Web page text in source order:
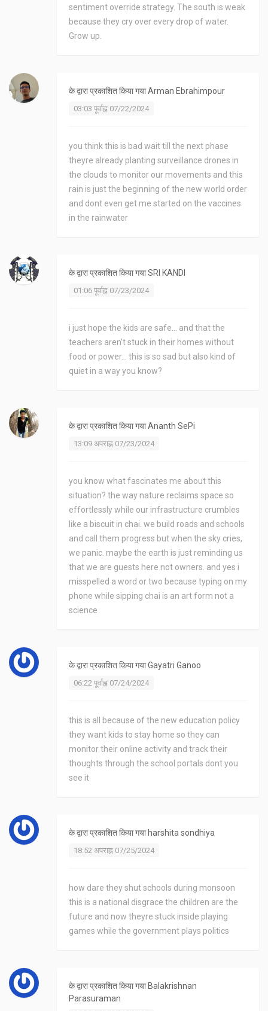
sentiment override strategy. The south is weak
because they cry over every drop of water.
Grow up.
के द्वारा प्रकाशित किया गयाArman Ebrahimpour
03:03 पूर्वाह्न 07/22/2024
you think this is bad wait till the next phase
theyre already planting surveillance drones in
the clouds to monitor our movements and this
rain is just the beginning of the new world order
and dont even get me started on the vaccines
in the rainwater
के द्वारा प्रकाशित किया गयाSRI KANDI
01:06 पूर्वाह्न 07/23/2024
i just hope the kids are safe... and that the
teachers aren't stuck in their homes without
food or power... this is so sad but also kind of
quiet in a way you know?
के द्वारा प्रकाशित किया गयाAnanth SePi
13:09 अपराह्न 07/23/2024
you know what fascinates me about this
situation? the way nature reclaims space so
effortlessly while our infrastructure crumbles
like a biscuit in chai. we build roads and schools
and call them progress but when the sky cries,
we panic. maybe the earth is just reminding us
that we are guests here not owners. and yes i
misspelled a word or two because typing on my
phone while sipping chai is an art form not a
science
के द्वारा प्रकाशित किया गयाGayatri Ganoo
06:22 पूर्वाह्न 07/24/2024
this is all because of the new education policy
they want kids to stay home so they can
monitor their online activity and track their
thoughts through the school portals dont you
see it
के द्वारा प्रकाशित किया गया harshita sondhiya
18:52 अपराह्न 07/25/2024
how dare they shut schools during monsoon
this is a national disgrace the children are the
future and now theyre stuck inside playing
games while the government plays politics
के द्वारा प्रकाशित किया गया Balakrishnan
Parasuraman